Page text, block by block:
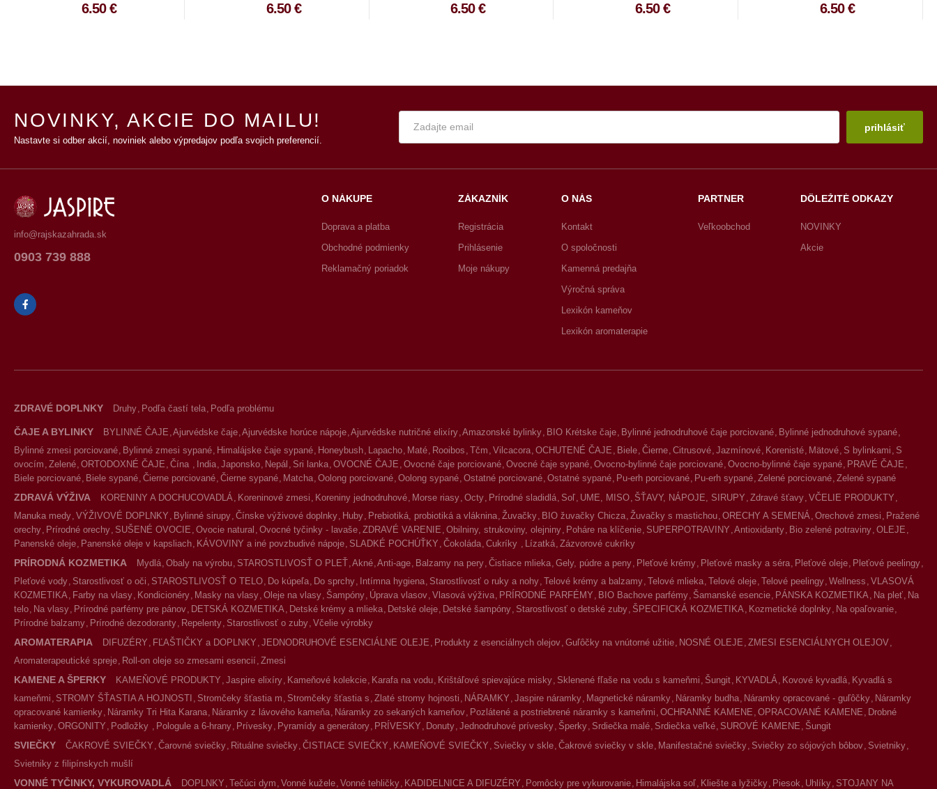
6.50 € 6.50 € 6.50 € 6.50 € 6.50 €
NOVINKY, AKCIE DO MAILU!
Nastavte si odber akcií, noviniek alebo výpredajov podľa svojich preferencií.
prihlásiť
info@rajskazahrada.sk
0903 739 888
O NÁKUPE
Doprava a platba
Obchodné podmienky
Reklamačný poriadok
ZÁKAZNÍK
Registrácia
Prihlásenie
Moje nákupy
O NÁS
Kontakt
O spoločnosti
Kamenná predajňa
Výročná správa
Lexikón kameňov
Lexikón aromaterapie
PARTNER
Veľkoobchod
DÔLEŽITÉ ODKAZY
NOVINKY
Akcie
ZDRAVÉ DOPLNKY Druhy Podľa častí tela Podľa problému
ČAJE A BYLINKY BYLINNÉ ČAJE Ajurvédske čaje Ajurvédske horúce nápoje Ajurvédske nutričné elixíry Amazonské bylinky BIO Krétske čaje Bylinné jednodruhové čaje porciované Bylinné jednodruhové sypané
Bylinné zmesi porciované Bylinné zmesi sypané Himalájske čaje sypané Honeybush Lapacho Maté Rooibos Tčm Vilcacora OCHUTENÉ ČAJE Biele Čierne Citrusové Jazmínové Korenisté Mätové S bylinkami S
ovocím Zelené ORTODOXNÉ ČAJE Čína India Japonsko Nepál Sri lanka OVOCNÉ ČAJE Ovocné čaje porciované Ovocné čaje sypané Ovocno-bylinné čaje porciované Ovocno-bylinné čaje sypané PRAVÉ ČAJE
Biele porciované Biele sypané Čierne porciované Čierne sypané Matcha Oolong porciované Oolong sypané Ostatné porciované Ostatné sypané Pu-erh porciované Pu-erh sypané Zelené porciované Zelené sypané
ZDRAVÁ VÝŽIVA KORENINY A DOCHUCOVADLÁ Koreninové zmesi Koreniny jednodruhové Morse riasy Octy Prírodné sladidlá Soľ UME, MISO ŠŤAVY, NÁPOJE, SIRUPY Zdravé šťavy VČELIE PRODUKTY
Manuka medy VÝŽIVOVÉ DOPLNKY Bylinné sirupy Čínske výživové doplnky Huby Prebiotiká, probiotiká a vláknina Žuvačky BIO žuvačky Chicza Žuvačky s mastichou ORECHY A SEMENÁ Orechové zmesi
Pražené
orechy Prírodné orechy SUŠENÉ OVOCIE Ovocie natural Ovocné tyčinky - lavaše ZDRAVÉ VARENIE Obilniny, strukoviny, olejniny Poháre na klíčenie SUPERPOTRAVINY Antioxidanty Bio zelené potraviny OLEJE
Panenské oleje Panenské oleje v kapsliach KÁVOVINY a iné povzbudivé nápoje SLADKÉ POCHÚŤKY Čokoláda Cukríky Lízatká Zázvorové cukríky
PRÍRODNÁ KOZMETIKA Mydlá Obaly na výrobu STAROSTLIVOSŤ O PLEŤ Akné Anti-age Balzamy na pery Čistiace mlieka Gely, púdre a peny Pleťové krémy Pleťové masky a séra Pleťové oleje Pleťové peelingy
Pleťové vody Starostlivosť o oči STAROSTLIVOSŤ O TELO Do kúpeľa Do sprchy Intímna hygiena Starostlivosť o ruky a nohy Telové krémy a balzamy Telové mlieka Telové oleje Telové peelingy Wellness VLASOVÁ
KOZMETIKA Farby na vlasy Kondicionéry Masky na vlasy Oleje na vlasy Šampóny Úprava vlasov Vlasová výživa PRÍRODNÉ PARFÉMY BIO Bachove parfémy Šamanské esencie PÁNSKA KOZMETIKA Na pleť Na
telo Na vlasy Prírodné parfémy pre pánov DETSKÁ KOZMETIKA Detské krémy a mlieka Detské oleje Detské šampóny Starostlivosť o detské zuby ŠPECIFICKÁ KOZMETIKA Kozmetické doplnky Na opaľovanie
Prírodné balzamy Prírodné dezodoranty Repelenty Starostlivosť o zuby Včelie výrobky
AROMATERAPIA DIFUZÉRY FĽAŠTIČKY a DOPLNKY JEDNODRUHOVÉ ESENCIÁLNE OLEJE Produkty z esenciálnych olejov Guľôčky na vnútorné užitie NOSNÉ OLEJE ZMESI ESENCIÁLNYCH OLEJOV
Aromaterapeutické spreje Roll-on oleje so zmesami esencií Zmesi
KAMENE A ŠPERKY KAMEŇOVÉ PRODUKTY Jaspire elixíry Kameňové kolekcie Karafa na vodu Krištáľové spievajúce misky Sklenené fľaše na vodu s kameňmi Šungit KYVADLÁ Kovové kyvadlá Kyvadlá s
kameňmi STROMY ŠŤASTIA A HOJNOSTI Stromčeky šťastia m Stromčeky šťastia s Zlaté stromy hojnosti NÁRAMKY Jaspire náramky Magnetické náramky Náramky budha Náramky opracované - guľôčky Náramky
opracované kamienky Náramky Tri Hita Karana Náramky z lávového kameňa Náramky zo sekaných kameňov Pozlátené a postriebrené náramky s kameňmi OCHRANNÉ KAMENE OPRACOVANÉ KAMENE
Drobné
kamienky ORGONITY Podložky Pologule a 6-hrany Prívesky Pyramídy a generátory PRÍVESKY Donuty Jednodruhové prívesky Šperky Srdiečka malé Srdiečka veľké SUROVÉ KAMENE Šungit
SVIEČKY ČAKROVÉ SVIEČKY Čarovné sviečky Rituálne sviečky ČISTIACE SVIEČKY KAMEŇOVÉ SVIEČKY Sviečky v skle Čakrové sviečky v skle Manifestačné sviečky Sviečky zo sójových bôbov Svietniky
Svietniky z filipínskych mušlí
VONNÉ TYČINKY, VYKUROVADLÁ DOPLNKY Tečúci dym Vonné kužele Vonné tehličky KADIDELNICE A DIFUZÉRY Pomôcky pre vykurovanie Himalájska soľ Kliešte a lyžičky Piesok Uhlíky STOJANY NA